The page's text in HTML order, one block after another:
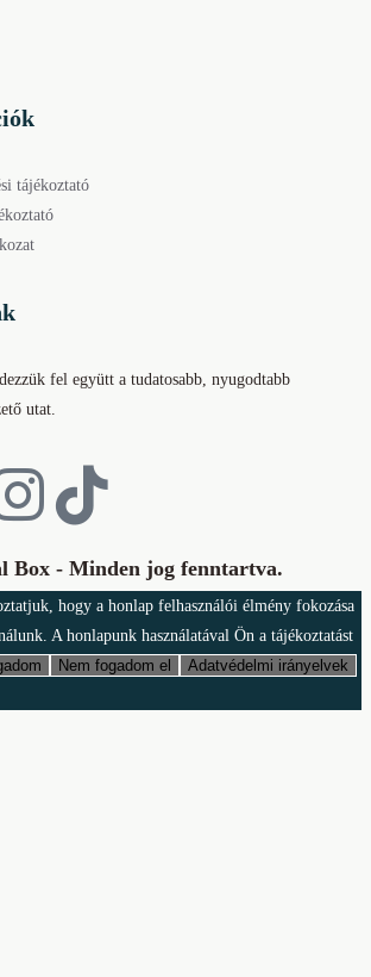
tájékoztató
fel együtt a tudatosabb, nyugodtabb
utat.
Box - Minden jog fenntartva.
hogy a honlap felhasználói élmény fokozása
A honlapunk használatával Ön a tájékoztatást
Nem fogadom el Adatvédelmi irányelvek